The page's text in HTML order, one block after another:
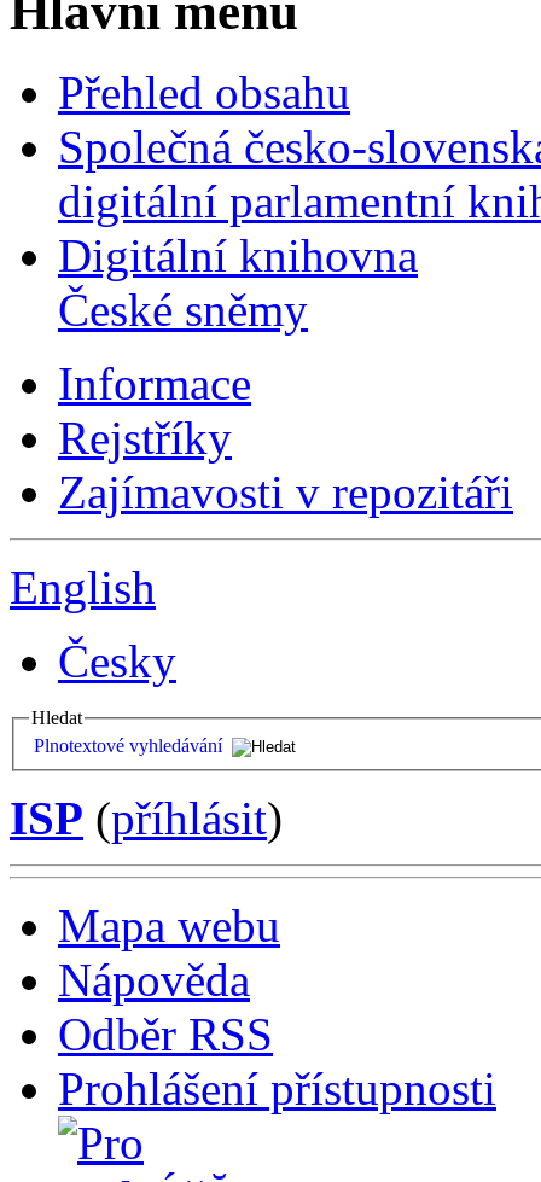
Přehled obsahu
Společná česko-
digitální parlamentní
Digitální knihovna
České sněmy
Informace
Rejstříky
Zajímavosti v repozitáři
English
Česky
Hledat
Plnotextové vyhledávání
ISP (příhlásit)
Mapa webu
Nápověda
Odběr RSS
Prohlášení přístupnosti